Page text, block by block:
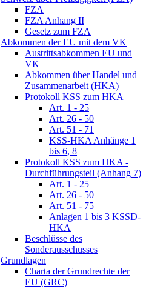
FZA
FZA Anhang II
Gesetz zum FZA
Abkommen der EU mit dem VK
Austrittsabkommen EU und
VK
Abkommen über Handel und
Zusammenarbeit (HKA)
Protokoll KSS zum HKA
Art. 1 - 25
Art. 26 - 50
Art. 51 - 71
KSS-HKA Anhänge 1
bis 6, 8
Protokoll KSS zum HKA -
Durchführungsteil (Anhang 7)
Art. 1 - 25
Art. 26 - 50
Art. 51 - 75
Anlagen 1 bis 3 KSSD-
HKA
Beschlüsse des
Sonderausschusses
Grundlagen
Charta der Grundrechte der
EU (GRC)